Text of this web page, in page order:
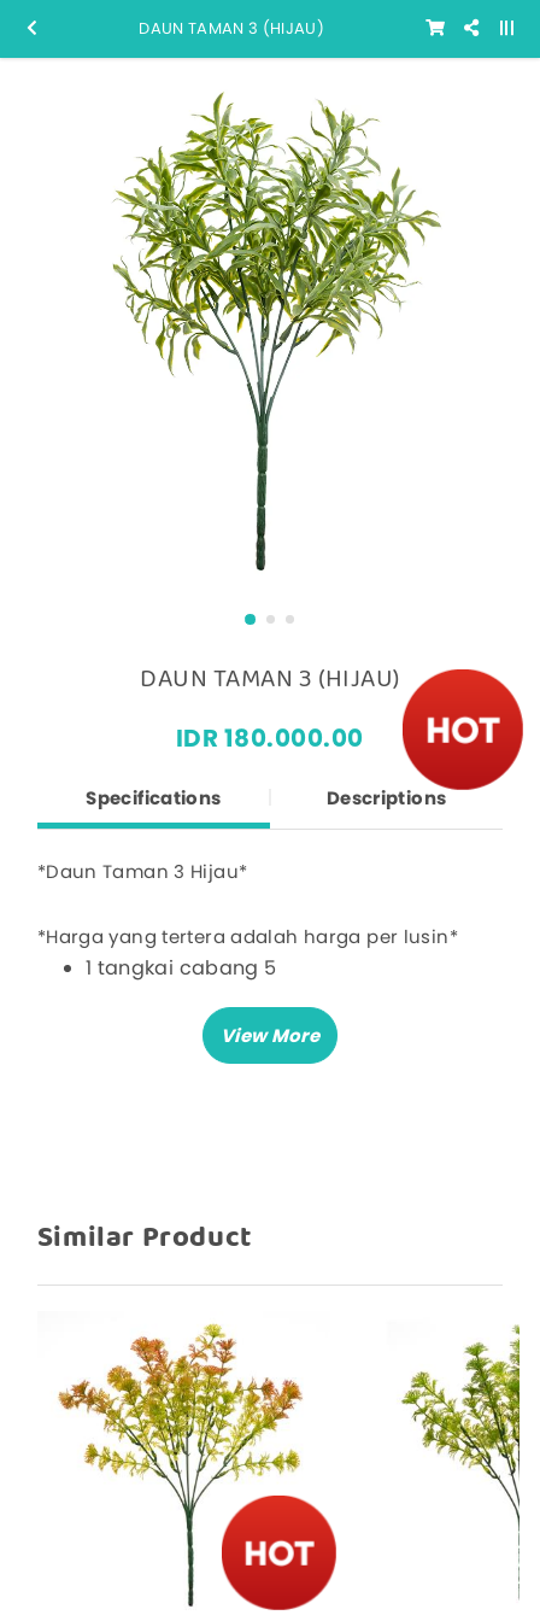
DAUN TAMAN 3 (HIJAU)
DAUN TAMAN 3 (HIJAU)
IDR 180.000.00
Specifications Descriptions
*Daun Taman 3 Hijau*
*Harga yang tertera adalah harga per lusin*
1 tangkai cabang 5
Lebar: 25 cm
Similar Product